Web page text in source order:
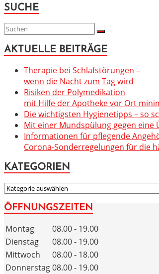
SUCHE
AKTUELLE BEITRÄGE
Therapie bei Schlafstörungen –
wenn die Nacht zum Tag wird
Risiken der Polymedikation
mit Hilfe der Apotheke vor Ort
Die wichtigsten Hygienetipps – so
Mit einer Mundspülung gegen
Informationen für pflegende
Corona-Sonderregelungen für die
KATEGORIEN
KATEGORIEN
ÖFFNUNGSZEITEN
Montag
08.00 - 19.00
Dienstag
08.00 - 19.00
Mittwoch
08.00 - 18.00
Donnerstag08.00 - 19.00